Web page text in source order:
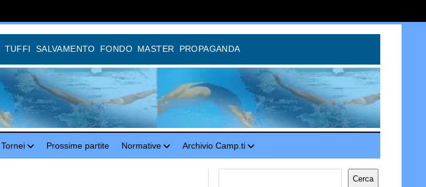
TUFFI SALVAMENTO FONDO MASTER PROPAGANDA
Tornei Prossime partite Normative Archivio Camp.ti
Cerca